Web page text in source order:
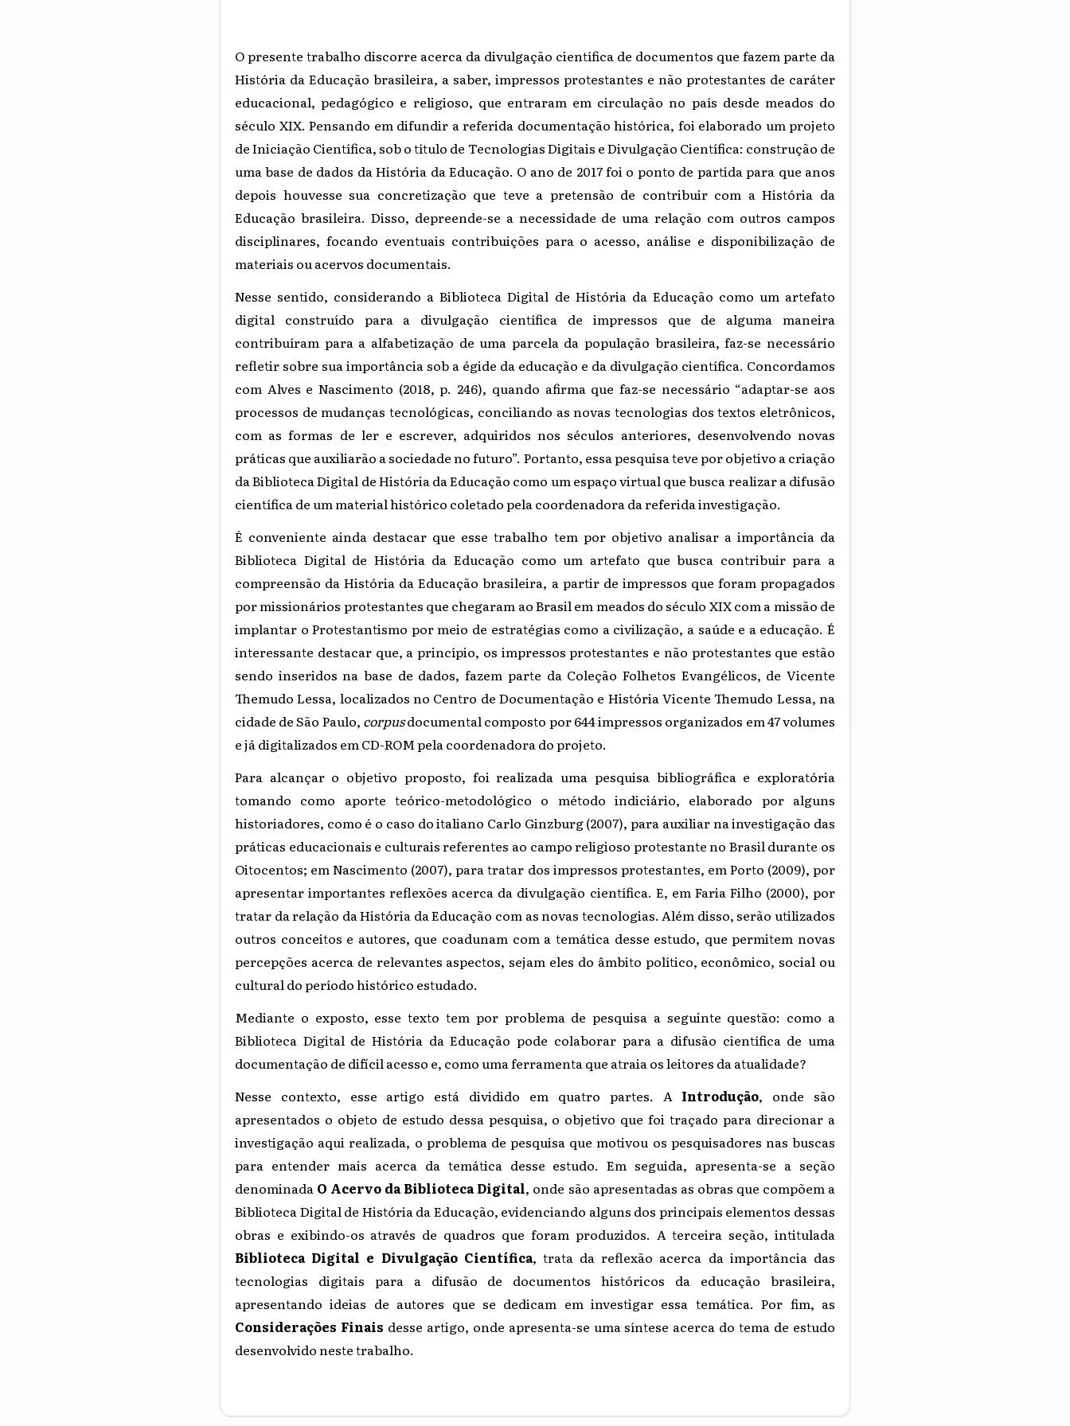
O presente trabalho discorre acerca da divulgação científica de documentos que fazem parte da
História da Educação brasileira, a saber, impressos protestantes e não protestantes de caráter
educacional, pedagógico e religioso, que entraram em circulação no país desde meados do
século XIX. Pensando em difundir a referida documentação histórica, foi elaborado um projeto
de Iniciação Científica, sob o título de Tecnologias Digitais e Divulgação Científica: construção de
uma base de dados da História da Educação. O ano de 2017 foi o ponto de partida para que anos
depois houvesse sua concretização que teve a pretensão de contribuir com a História da
Educação brasileira. Disso, depreende-se a necessidade de uma relação com outros campos
disciplinares, focando eventuais contribuições para o acesso, análise e disponibilização de
materiais ou acervos documentais.
Nesse sentido, considerando a Biblioteca Digital de História da Educação como um artefato
digital construído para a divulgação científica de impressos que de alguma maneira
contribuíram para a alfabetização de uma parcela da população brasileira, faz-se necessário
refletir sobre sua importância sob a égide da educação e da divulgação científica. Concordamos
com Alves e Nascimento (2018, p. 246), quando afirma que faz-se necessário “adaptar-se aos
processos de mudanças tecnológicas, conciliando as novas tecnologias dos textos eletrônicos,
com as formas de ler e escrever, adquiridos nos séculos anteriores, desenvolvendo novas
práticas que auxiliarão a sociedade no futuro”. Portanto, essa pesquisa teve por objetivo a criação
da Biblioteca Digital de História da Educação como um espaço virtual que busca realizar a difusão
científica de um material histórico coletado pela coordenadora da referida investigação.
É conveniente ainda destacar que esse trabalho tem por objetivo analisar a importância da
Biblioteca Digital de História da Educação como um artefato que busca contribuir para a
compreensão da História da Educação brasileira, a partir de impressos que foram propagados
por missionários protestantes que chegaram ao Brasil em meados do século XIX com a missão de
implantar o Protestantismo por meio de estratégias como a civilização, a saúde e a educação. É
interessante destacar que, a princípio, os impressos protestantes e não protestantes que estão
sendo inseridos na base de dados, fazem parte da Coleção Folhetos Evangélicos, de Vicente
Themudo Lessa, localizados no Centro de Documentação e História Vicente Themudo Lessa, na
cidade de São Paulo, corpusdocumental composto por 644 impressos organizados em 47 volumes
e já digitalizados em CD-ROM pela coordenadora do projeto.
Para alcançar o objetivo proposto, foi realizada uma pesquisa bibliográfica e exploratória
tomando como aporte teórico-metodológico o método indiciário, elaborado por alguns
historiadores, como é o caso do italiano Carlo Ginzburg (2007), para auxiliar na investigação das
práticas educacionais e culturais referentes ao campo religioso protestante no Brasil durante os
Oitocentos; em Nascimento (2007), para tratar dos impressos protestantes, em Porto (2009), por
apresentar importantes reflexões acerca da divulgação científica. E, em Faria Filho (2000), por
tratar da relação da História da Educação com as novas tecnologias. Além disso, serão utilizados
outros conceitos e autores, que coadunam com a temática desse estudo, que permitem novas
percepções acerca de relevantes aspectos, sejam eles do âmbito político, econômico, social ou
cultural do período histórico estudado.
Mediante o exposto, esse texto tem por problema de pesquisa a seguinte questão: como a
Biblioteca Digital de História da Educação pode colaborar para a difusão científica de uma
documentação de difícil acesso e, como uma ferramenta que atraia os leitores da atualidade?
Nesse contexto, esse artigo está dividido em quatro partes. A Introdução, onde são
apresentados o objeto de estudo dessa pesquisa, o objetivo que foi traçado para direcionar a
investigação aqui realizada, o problema de pesquisa que motivou os pesquisadores nas buscas
para entender mais acerca da temática desse estudo. Em seguida, apresenta-se a seção
denominada O Acervo da Biblioteca Digital, onde são apresentadas as obras que compõem a
Biblioteca Digital de História da Educação, evidenciando alguns dos principais elementos dessas
obras e exibindo-os através de quadros que foram produzidos. A terceira seção, intitulada
Biblioteca Digital e Divulgação Científica, trata da reflexão acerca da importância das
tecnologias digitais para a difusão de documentos históricos da educação brasileira,
apresentando ideias de autores que se dedicam em investigar essa temática. Por fim, as
Considerações Finais desse artigo, onde apresenta-se uma síntese acerca do tema de estudo
desenvolvido neste trabalho.